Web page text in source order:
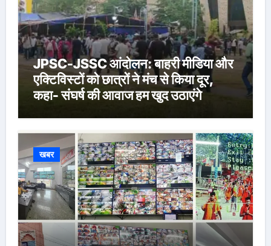
JPSC-JSSC आंदोलन: बाहरी मीडिया और
एक्टिविस्टों को छात्रों ने मंच से किया दूर,
कहा- संघर्ष की आवाज हम खुद उठाएंगे
खबर